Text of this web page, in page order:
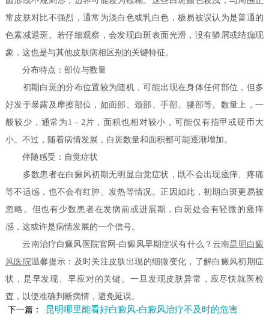
常皮肤对比不强烈，通常为淡白色或乳白色，极易被误认为是普通的
色素减退斑。若仔细观察，会发现白斑表面光滑，没有鳞屑或结痂现
象，这也是与其他皮肤病相区别的关键特征。
分布特点：部位与数量
初期白斑的分布位置较为随机，可能出现在身体任何部位，但多
好发于暴露及摩擦部位，如面部、颈部、手部、腰部等。数量上，一
般较少，通常为1 - 2片，面积也相对较小，可能仅有指甲或硬币大
小。不过，随着病情发展，白斑数量和面积都可能逐渐增加。
伴随感受：自觉症状
多数患者在白癜风初期无明显自觉症状，既不会出现瘙痒、疼痛
等不适感，也不会有红肿、发热等情况。正因如此，初期白斑更易被
忽略。但也有少数患者在发病前或进展期，白斑处会有轻微的瘙痒
感，这或许是病情发展的一个信号。
云南治疗白癜风医院官网-白癜风早期症状有什么？云南昆明白癜
风医院温馨提示：及时关注皮肤出现的细微变化，了解白癜风初期症
状，是早发现、早应对的关键。一旦发现皮肤异常，应尽快就医检
查，以便准确判断病情，避免延误。
下一篇：
昆明哪里能看好白癜风-白癜风治疗不及时的危害